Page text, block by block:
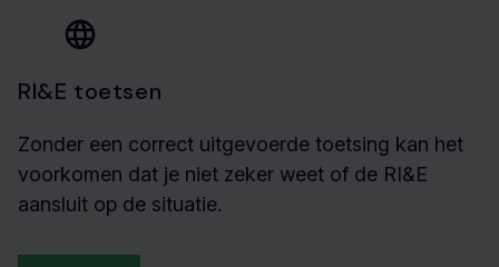
RI&E toetsen
Zonder een correct uitgevoerde toetsing kan het
voorkomen dat je niet zeker weet of de RI&E
aansluit op de situatie.